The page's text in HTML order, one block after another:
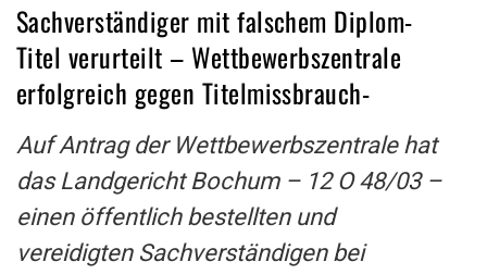
Sachverständiger mit falschem Diplom-
Titel verurteilt – Wettbewerbszentrale
erfolgreich gegen Titelmissbrauch-
Auf Antrag der Wettbewerbszentrale hat
das Landgericht Bochum – 12 O 48/03 –
einen öffentlich bestellten und
vereidigten Sachverständigen bei